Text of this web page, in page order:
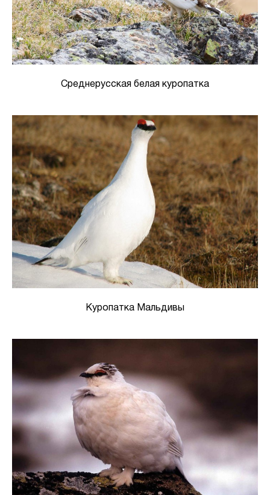
Среднерусская белая куропатка
Куропатка Мальдивы